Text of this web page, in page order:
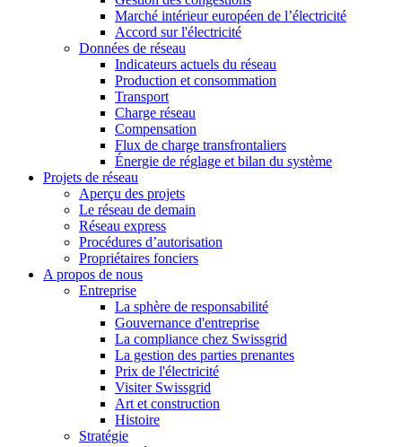
Marché intérieur européen de l’électricité
Accord sur l'électricité
Données de réseau
Indicateurs actuels du réseau
Production et consommation
Transport
Charge réseau
Compensation
Flux de charge transfrontaliers
Énergie de réglage et bilan du système
Projets de réseau
Aperçu des projets
Le réseau de demain
Réseau express
Procédures d’autorisation
Propriétaires fonciers
A propos de nous
Entreprise
La sphère de responsabilité
Gouvernance d'entreprise
La compliance chez Swissgrid
La gestion des parties prenantes
Prix de l'électricité
Visiter Swissgrid
Art et construction
Histoire
Stratégie